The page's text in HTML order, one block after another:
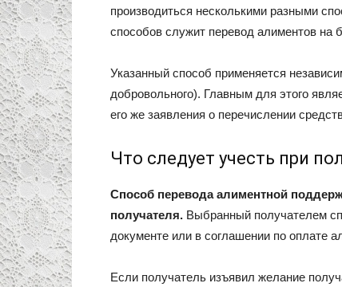
производиться несколькими разными
способов служит перевод алиментов на
Указанный способ применяется
добровольного). Главным для этого
его же заявления о перечислении
Что следует учесть при
Способ перевода алиментной
получателя. Выбранный получателем
документе или в соглашении по оплате
Если получатель изъявил желание